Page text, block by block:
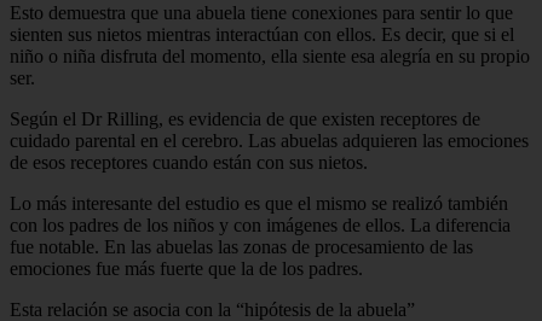
Esto demuestra que una abuela tiene conexiones para sentir lo que
sienten sus nietos mientras interactúan con ellos. Es decir, que si el
niño o niña disfruta del momento, ella siente esa alegría en su propio
ser.
Según el Dr Rilling, es evidencia de que existen receptores de
cuidado parental en el cerebro. Las abuelas adquieren las emociones
de esos receptores cuando están con sus nietos.
Lo más interesante del estudio es que el mismo se realizó también
con los padres de los niños y con imágenes de ellos. La diferencia
fue notable. En las abuelas las zonas de procesamiento de las
emociones fue más fuerte que la de los padres.
Esta relación se asocia con la “hipótesis de la abuela”